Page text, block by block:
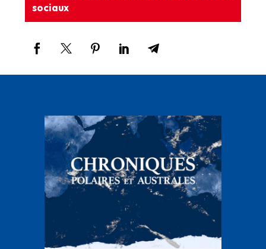
sociaux